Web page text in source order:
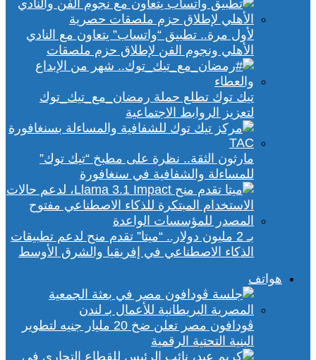
لأول مرة.. تطبيق “واتساب” يتعاون مع النادي
الأهلي ونجوم الفن لإطلاق حزم ملصقات
تيك توك تطلع حملة رمضان_مع_تيك_توك
لتعزيز الروابط الاجتماعية
مارثون الثقة.. نظرة على مطبخ “تيك توك”
للمساءلة والشفافية في سنغافورة
بـ 2 مليون دولار.. “ميتا” تقدم منح لدعم تطبيقات
الذكاء الاصطناعي في إفريقيا والشرق الأوسط
هواتف
ڤودافون مصر تعلن ضخ 20 مليار جنيه لتطوير
البنية التحتية الرقمية